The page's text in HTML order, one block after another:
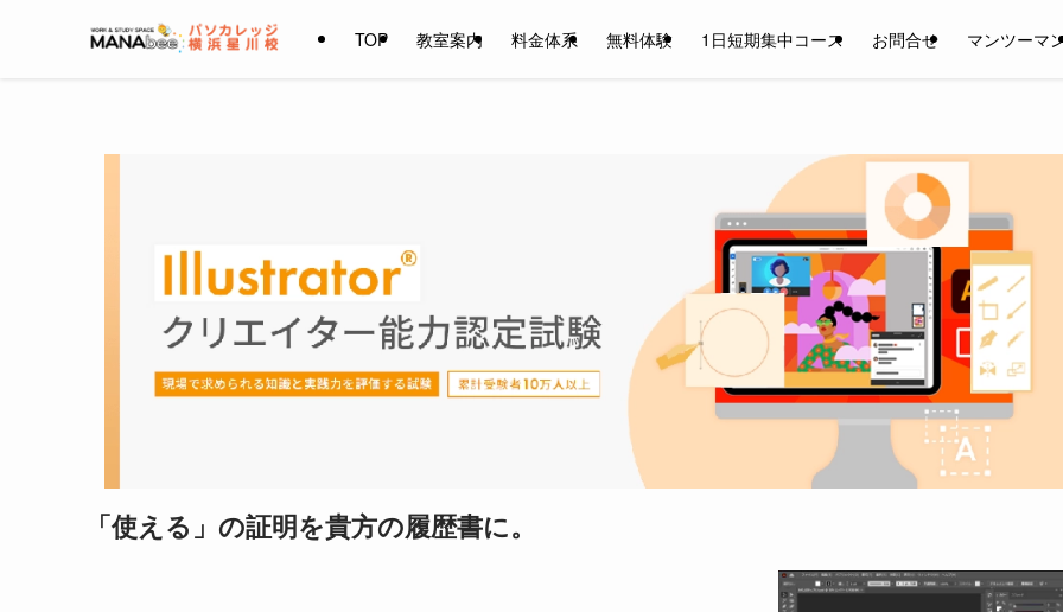
TOP 教室案内 料金体系 無料体験 1日短期集中コース お問合せ マンツーマ
「使える」の証明を貴方の履歴書に。